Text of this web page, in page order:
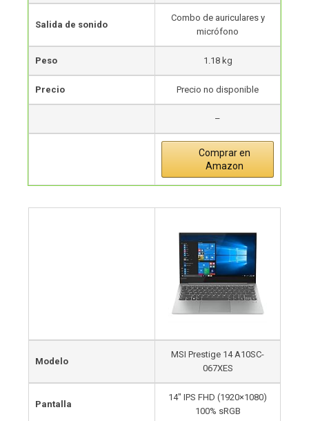
Salida de sonido
Combo de auriculares y
micrófono
Peso 1.18 kg
Precio Precio no disponible
–
Comprar en
Amazon
Modelo
MSI Prestige 14 A10SC-
067XES
Pantalla
14″ IPS FHD (1920×1080)
100% sRGB